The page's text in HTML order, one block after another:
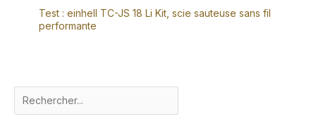
Test : einhell TC-JS 18 Li Kit, scie sauteuse sans fil
performante